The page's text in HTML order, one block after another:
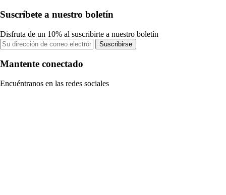
Suscríbete a nuestro boletín
Disfruta de un 10% al suscribirte a nuestro boletín
Suscribirse
Mantente conectado
Encuéntranos en las redes sociales